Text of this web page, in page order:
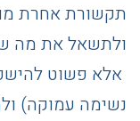
תקשורת אחרת
ולתשאל את מה
אלא פשוט
נשימה עמוקה)